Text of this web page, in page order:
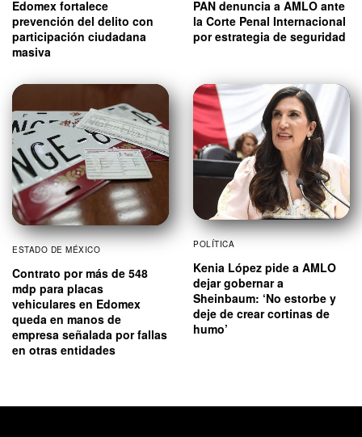
Edomex fortalece
prevención del delito con
participación ciudadana
masiva
PAN denuncia a AMLO ante
la Corte Penal Internacional
por estrategia de seguridad
ESTADO DE MÉXICO
Contrato por más de 548
mdp para placas
vehiculares en Edomex
queda en manos de
empresa señalada por fallas
en otras entidades
POLÍTICA
Kenia López pide a AMLO
dejar gobernar a
Sheinbaum: ‘No estorbe y
deje de crear cortinas de
humo’